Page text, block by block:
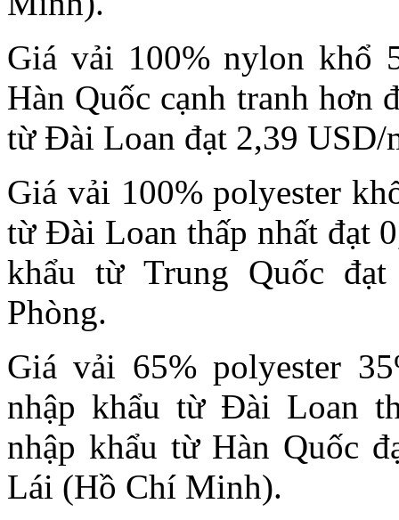
Giá vải 100% nylon khổ
Hàn Quốc cạnh tranh hơn
từ Đài Loan đạt 2,39 USD/
Giá vải 100% polyester
từ Đài Loan thấp nhất đạt
khẩu từ Trung Quốc
Phòng.
Giá vải 65% polyester
nhập khẩu từ Đài Loan
nhập khẩu từ Hàn Quốc
Lái (Hồ Chí Minh).